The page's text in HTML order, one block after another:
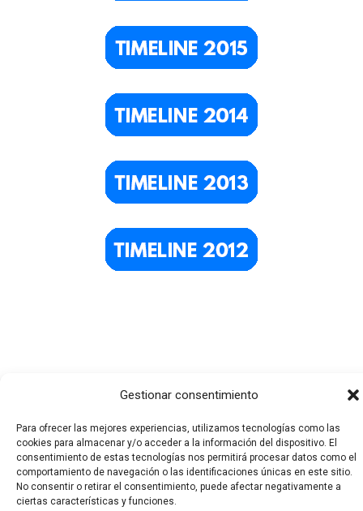
Gestionar consentimiento
Para ofrecer las mejores experiencias, utilizamos tecnologías como las
cookies para almacenar y/o acceder a la información del dispositivo. El
consentimiento de estas tecnologías nos permitirá procesar datos como el
comportamiento de navegación o las identificaciones únicas en este sitio.
No consentir o retirar el consentimiento, puede afectar negativamente a
ciertas características y funciones.
Todos los derechos © 2026 El Funerario Digital | Funciona
gracias aTema Astra para WordPress